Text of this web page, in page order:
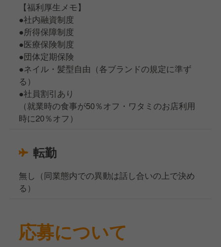
【福利厚生メモ】
●社内融資制度
●所得保障制度
●医療保険制度
●団体定期保険
●ネイル・髪型自由（各ブランドの規定に準ず
る）
●社員割引あり
（就業時の食事が50％オフ・ワタミのお店利用
時に20％オフ）
転勤
無し（同業態内での異動は話し合いの上で決め
る）
応募について